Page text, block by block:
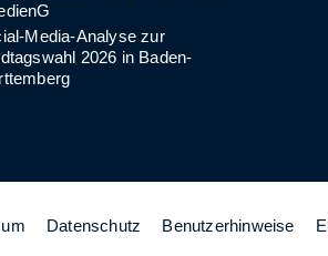
Media-Analyse zur
2026 in Baden-
Datenschutz Benutzerhinweise